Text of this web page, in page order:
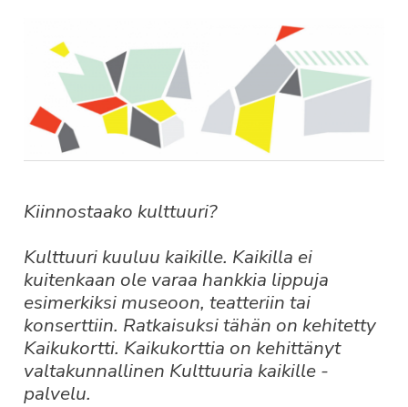
Kiinnostaako kulttuuri?
Kulttuuri kuuluu kaikille. Kaikilla ei
kuitenkaan ole varaa hankkia lippuja
esimerkiksi museoon, teatteriin tai
konserttiin. Ratkaisuksi tähän on kehitetty
Kaikukortti. Kaikukorttia on kehittänyt
valtakunnallinen Kulttuuria kaikille -
palvelu.